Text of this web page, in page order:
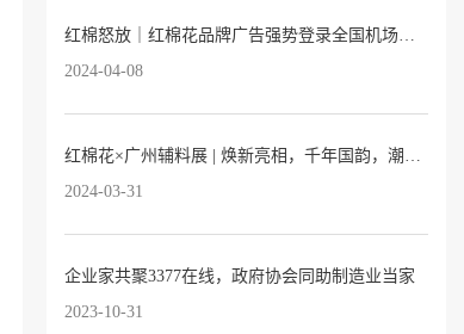
红棉怒放｜红棉花品牌广告强势登录全国机场及高铁站！
2024-04-08
2024-03-31
企业家共聚3377在线，政府协会同助制造业当家
2023-10-31